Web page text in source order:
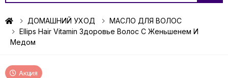
ДОМАШНИЙ УХОД
МАСЛО ДЛЯ ВОЛОС
Ellips Hair Vitamin Здоровье Волос С Женьшенем И
Медом
Акция